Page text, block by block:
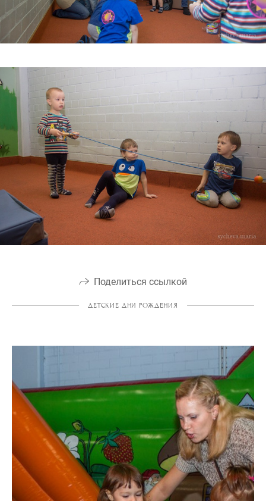
Поделиться ссылкой
ДЕТСКИЕ ДНИ РОЖДЕНИЯ